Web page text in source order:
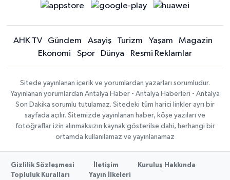
AHK TV Gündem Asayiş Turizm Yaşam
Magazin
Ekonomi
Spor Dünya Resmi Reklamlar
Sitede yayınlanan içerik ve yorumlardan yazarları sorumludur.
Yayınlanan yorumlardan Antalya Haber - Antalya Haberleri - Antalya
Son Dakika sorumlu tutulamaz. Sitedeki tüm harici linkler ayrı bir
sayfada açılır. Sitemizde yayınlanan haber, köşe yazıları ve
fotoğraflar izin alınmaksızın kaynak gösterilse dahi, herhangi bir
ortamda kullanılamaz ve yayınlanamaz
Gizlilik Sözleşmesi İletişim
Kuruluş Hakkında
Topluluk Kuralları
Yayın İlkeleri